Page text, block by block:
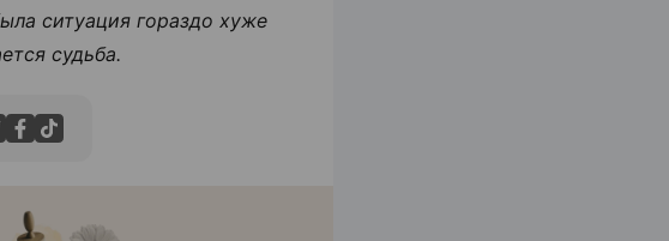
ситуация гораздо хуже
судьба.